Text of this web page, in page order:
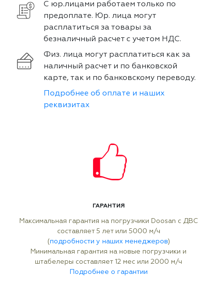
С юр.лицами работаем только по
предоплате. Юр. лица могут
расплатиться за товары за
безналичный расчет с учетом НДС.
Физ. лица могут расплатиться как за
наличный расчет и по банковской
карте, так и по банковскому переводу.
Подробнее об оплате и наших
реквизитах
ГАРАНТИЯ
Максимальная гарантия на погрузчики Doosan с ДВС
составляет 5 лет или 5000 м/ч
(подробности у наших менеджеров)
Минимальная гарантия на новые погрузчики и
штабелеры составляет 12 мес или 2000 м/ч
Подробнее о гарантии